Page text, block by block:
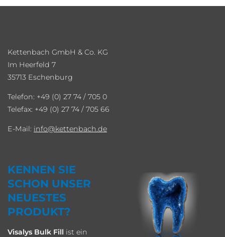
Kettenbach GmbH & Co. KG
Im Heerfeld 7
35713 Eschenburg
Telefon: +49 (0) 27 74 / 705 0
Telefax: +49 (0) 27 74 / 705 66
E-Mail: info kettenbach.de
KENNEN SIE
SCHON UNSER
NEUESTES
PRODUKT?
Visalys Bulk Fill ist ein